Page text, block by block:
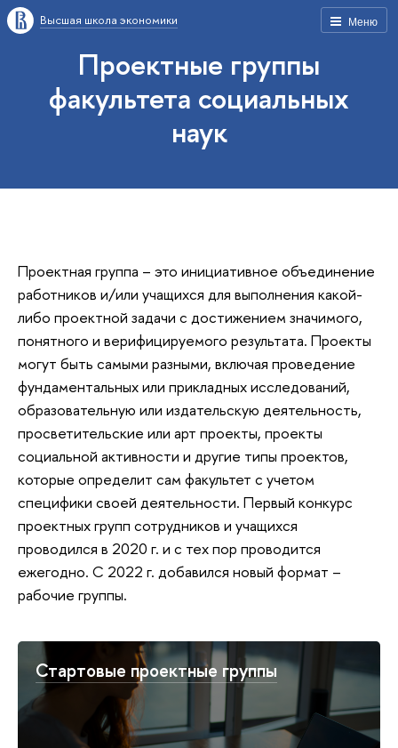
Меню
Высшая школа экономики
Проектные группы
факультета социальных
наук
Проектная группа – это инициативное объединение
работников и/или учащихся для выполнения какой-
либо проектной задачи с достижением значимого,
понятного и верифицируемого результата. Проекты
могут быть самыми разными, включая проведение
фундаментальных или прикладных исследований,
образовательную или издательскую деятельность,
просветительские или арт проекты, проекты
социальной активности и другие типы проектов,
которые определит сам факультет с учетом
специфики своей деятельности. Первый конкурс
проектных групп сотрудников и учащихся
проводился в 2020 г. и с тех пор проводится
ежегодно. С 2022 г. добавился новый формат –
рабочие группы.
Стартовые проектные группы